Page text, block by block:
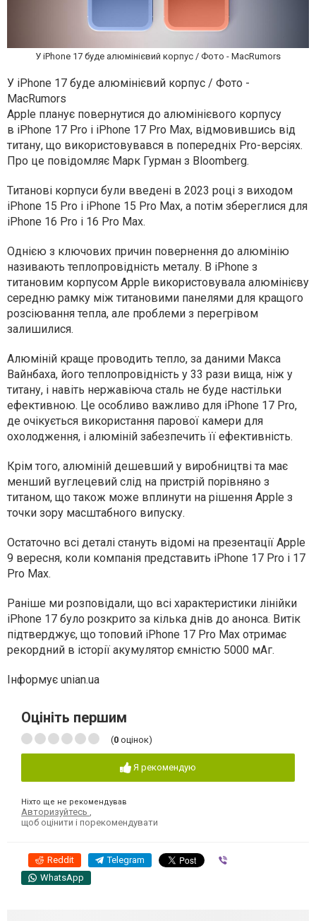
У iPhone 17 буде алюмінієвий корпус / Фото - MacRumors
У iPhone 17 буде алюмінієвий корпус / Фото -
MacRumors
Apple планує повернутися до алюмінієвого корпусу
в iPhone 17 Pro і iPhone 17 Pro Max, відмовившись від
титану, що використовувався в попередніх Pro-версіях.
Про це повідомляє Марк Гурман з Bloomberg.
Титанові корпуси були введені в 2023 році з виходом
iPhone 15 Pro і iPhone 15 Pro Max, а потім збереглися для
iPhone 16 Pro і 16 Pro Max.
Однією з ключових причин повернення до алюмінію
називають теплопровідність металу. В iPhone з
титановим корпусом Apple використовувала алюмінієву
середню рамку між титановими панелями для кращого
розсіювання тепла, але проблеми з перегрівом
залишилися.
Алюміній краще проводить тепло, за даними Макса
Вайнбаха, його теплопровідність у 33 рази вища, ніж у
титану, і навіть нержавіюча сталь не буде настільки
ефективною. Це особливо важливо для iPhone 17 Pro,
де очікується використання парової камери для
охолодження, і алюміній забезпечить її ефективність.
Крім того, алюміній дешевший у виробництві та має
менший вуглецевий слід на пристрій порівняно з
титаном, що також може вплинути на рішення Apple з
точки зору масштабного випуску.
Остаточно всі деталі стануть відомі на презентації Apple
9 вересня, коли компанія представить iPhone 17 Pro і 17
Pro Max.
Раніше ми розповідали, що всі характеристики лінійки
iPhone 17 було розкрито за кілька днів до анонса. Витік
підтверджує, що топовий iPhone 17 Pro Max отримає
рекордний в історії акумулятор ємністю 5000 мАг.
Інформує unian.ua
Оцініть першим
(0 оцінок)
Я рекомендую
Ніхто ще не рекомендував
Авторизуйтесь ,
щоб оцінити і порекомендувати
Reddit Telegram
WhatsApp